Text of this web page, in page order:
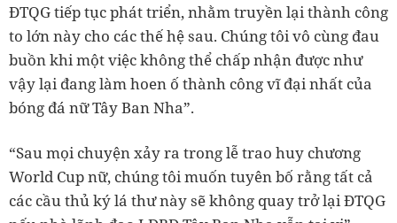
ĐTQG tiếp tục phát triển, nhằm truyền lại thành công
to lớn này cho các thế hệ sau. Chúng tôi vô cùng đau
buồn khi một việc không thể chấp nhận được như
vậy lại đang làm hoen ố thành công vĩ đại nhất của
bóng đá nữ Tây Ban Nha”.
“Sau mọi chuyện xảy ra trong lễ trao huy chương
World Cup nữ, chúng tôi muốn tuyên bố rằng tất cả
các cầu thủ ký lá thư này sẽ không quay trở lại ĐTQG